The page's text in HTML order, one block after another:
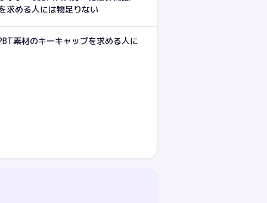
求める人には物足りない
素材のキーキャップを求める人に